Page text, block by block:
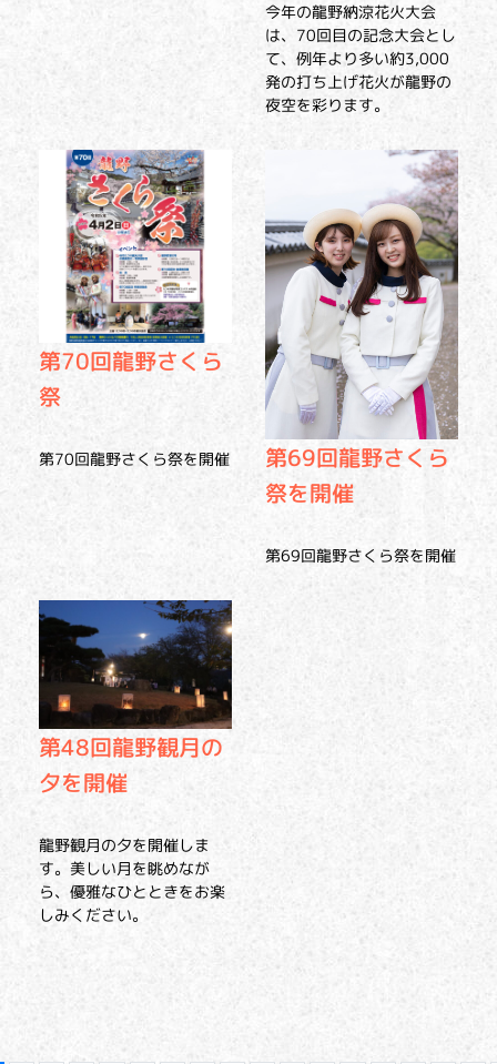
今年の龍野納涼花火大会
は、70回目の記念大会とし
て、例年より多い約3,000
発の打ち上げ花火が龍野の
夜空を彩ります。
第70回龍野さくら
祭
第70回龍野さくら祭を開催
第69回龍野さくら
祭を開催
第69回龍野さくら祭を開催
第48回龍野観月の
夕を開催
龍野観月の夕を開催しま
す。美しい月を眺めなが
ら、優雅なひとときをお楽
しみください。